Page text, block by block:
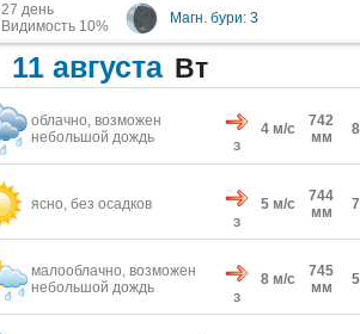
27 день
Видимость 10%
Магн. бури: 3
11 августа Вт
облачно, возможен
небольшой дождь
З
4 м/с
742
мм
ясно, без осадков
З
5 м/с
744
мм
малооблачно, возможен
небольшой дождь
З
8 м/с
745
мм